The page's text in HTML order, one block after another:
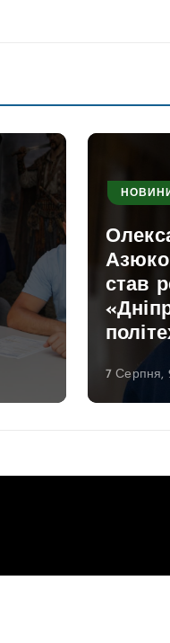
став
7 Серпня,